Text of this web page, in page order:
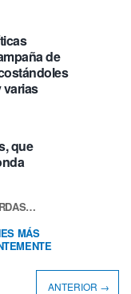
de
varias
que
MÁS
ANTERIOR →